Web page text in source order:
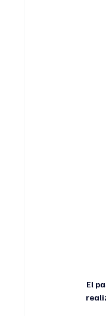
El